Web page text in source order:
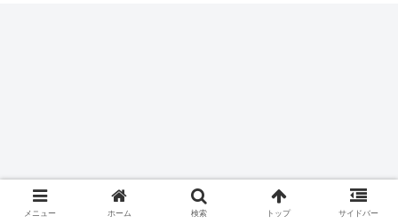
メニュー ホーム 検索 トップ サイドバー